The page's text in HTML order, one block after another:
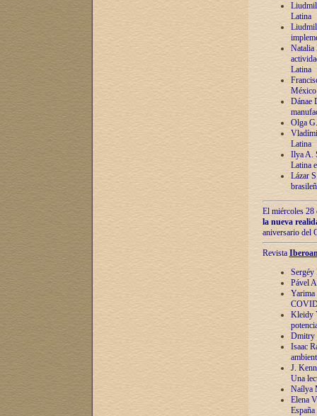
Latina
Natalia
Latina
México
Dánae
Olga
Latina
Ilya A.
Latina
Lázar
El miércoles 28
la nueva
aniversario del
Revista
Sergéy
Pável
Yarima
Kleidy
Dmitry
Isaac
J.
Una
Naílya
Elena
España